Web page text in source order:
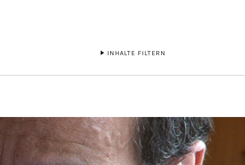
INHALTE FILTERN